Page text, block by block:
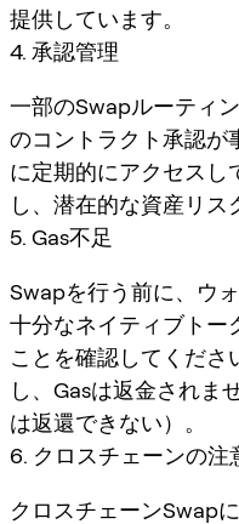
提供しています。
4. 承認管理
一部のSwapルーティ
のコントラクト承認が
に定期的にアクセスし
し、潜在的な資産リス
5. Gas不足
Swapを行う前に、ウ
十分なネイティブトー
ことを確認してくださ
し、Gasは返金されま
は返還できない）。
6. クロスチェーンの注
クロスチェーンSwap